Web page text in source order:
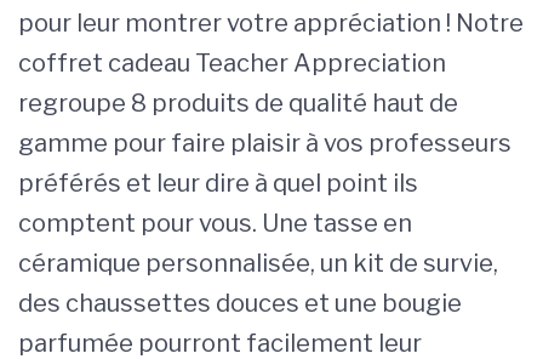
pour leur montrer votre appréciation ! Notre
coffret cadeau Teacher Appreciation
regroupe 8 produits de qualité haut de
gamme pour faire plaisir à vos professeurs
préférés et leur dire à quel point ils
comptent pour vous. Une tasse en
céramique personnalisée, un kit de survie,
des chaussettes douces et une bougie
parfumée pourront facilement leur